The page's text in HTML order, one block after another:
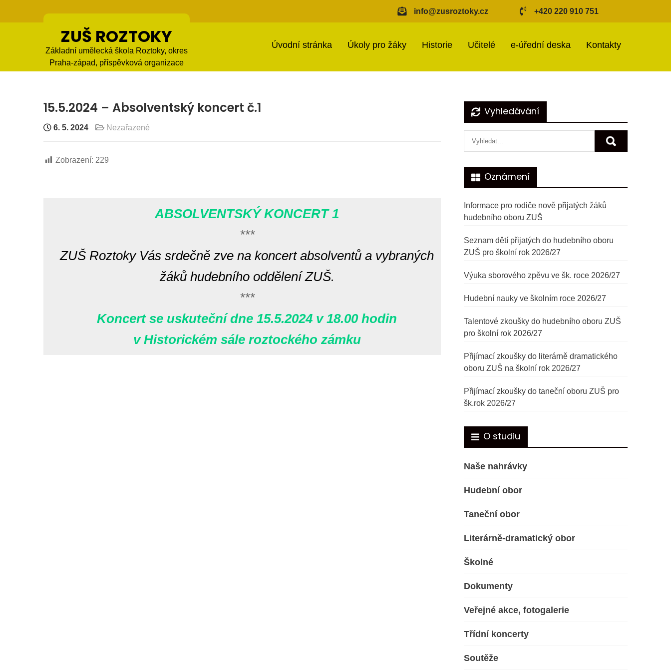
info@zusroztoky.cz +420 220 910 751
ZUŠ ROZTOKY
Základní umělecká škola Roztoky, okres
Praha-západ, příspěvková organizace
Úvodní stránka Úkoly pro žáky Historie Učitelé e-úřední deska Kontakty
15.5.2024 – Absolventský koncert č.1
6. 5. 2024 Nezařazené
Zobrazení: 229
ABSOLVENTSKÝ KONCERT 1
***
ZUŠ Roztoky Vás srdečně zve na koncert absolventů a vybraných
žáků hudebního oddělení ZUŠ.
***
Koncert se uskuteční dne 15.5.2024 v 18.00 hodin
v Historickém sále roztockého zámku
Vyhledávání
Oznámení
Informace pro rodiče nově přijatých žáků
hudebního oboru ZUŠ
Seznam dětí přijatých do hudebního oboru
ZUŠ pro školní rok 2026/27
Výuka sborového zpěvu ve šk. roce 2026/27
Hudební nauky ve školním roce 2026/27
Talentové zkoušky do hudebního oboru ZUŠ
pro školní rok 2026/27
Přijímací zkoušky do literárně dramatického
oboru ZUŠ na školní rok 2026/27
Přijímací zkoušky do taneční oboru ZUŠ pro
šk.rok 2026/27
O studiu
Naše nahrávky
Hudební obor
Taneční obor
Literárně-dramatický obor
Školné
Dokumenty
Veřejné akce, fotogalerie
Třídní koncerty
Soutěže